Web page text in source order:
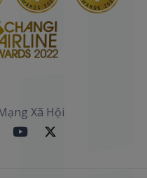
Xã Hội